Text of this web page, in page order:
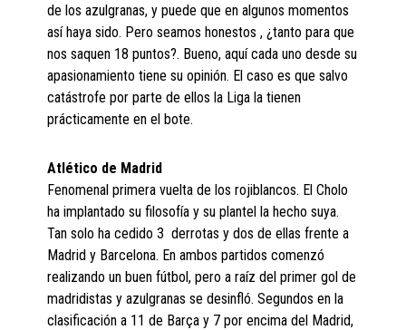
de los azulgranas, y puede que en algunos momentos
así haya sido. Pero seamos honestos , ¿tanto para que
nos saquen 18 puntos?. Bueno, aquí cada uno desde su
apasionamiento tiene su opinión. El caso es que salvo
catástrofe por parte de ellos la Liga la tienen
prácticamente en el bote.
Atlético de Madrid
Fenomenal primera vuelta de los rojiblancos. El Cholo
ha implantado su filosofía y su plantel la hecho suya.
Tan solo ha cedido 3 derrotas y dos de ellas frente a
Madrid y Barcelona. En ambos partidos comenzó
realizando un buen fútbol, pero a raíz del primer gol de
madridistas y azulgranas se desinfló. Segundos en la
clasificación a 11 de Barça y 7 por encima del Madrid,